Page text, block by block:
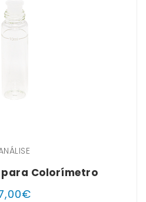
para Colorímetro
,00€